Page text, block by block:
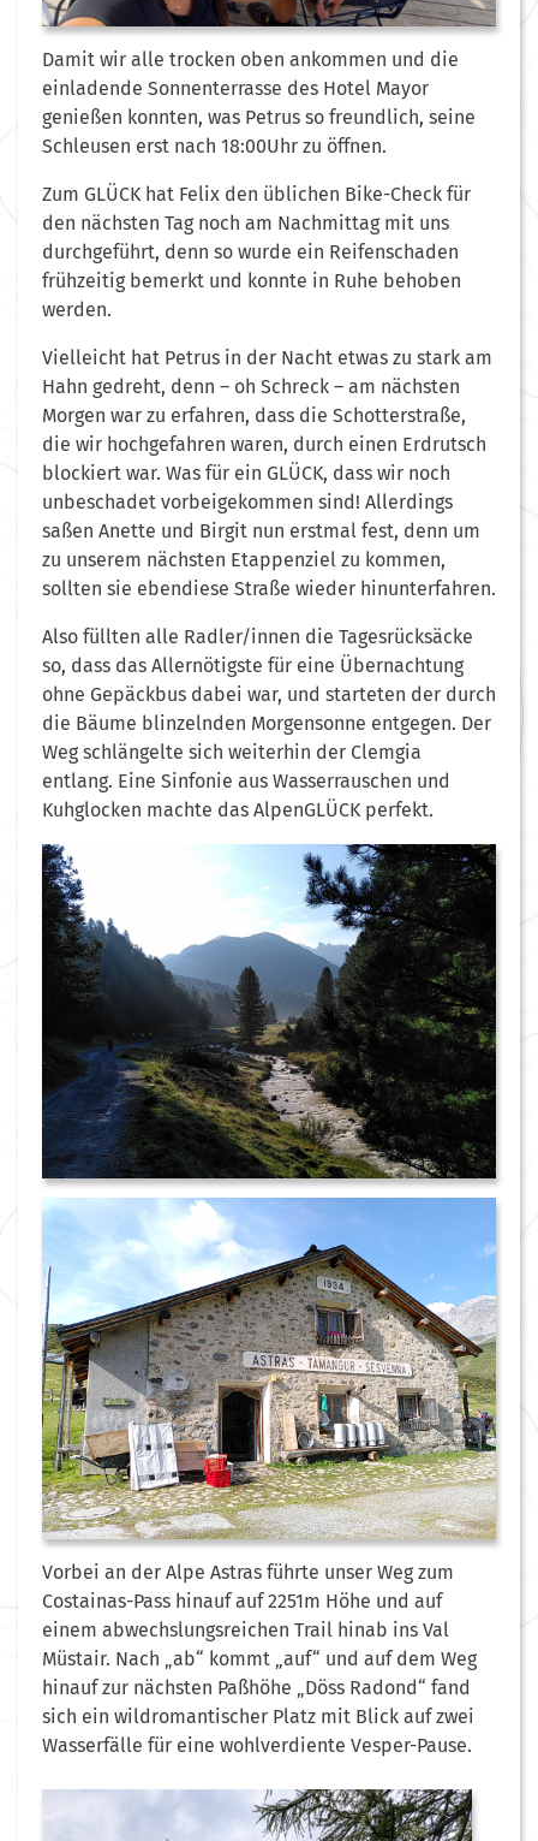
Damit wir alle trocken oben ankommen und die
einladende Sonnenterrasse des Hotel Mayor
genießen konnten, was Petrus so freundlich, seine
Schleusen erst nach 18:00Uhr zu öffnen.
Zum GLÜCK hat Felix den üblichen Bike-Check für
den nächsten Tag noch am Nachmittag mit uns
durchgeführt, denn so wurde ein Reifenschaden
frühzeitig bemerkt und konnte in Ruhe behoben
werden.
Vielleicht hat Petrus in der Nacht etwas zu stark am
Hahn gedreht, denn – oh Schreck – am nächsten
Morgen war zu erfahren, dass die Schotterstraße,
die wir hochgefahren waren, durch einen Erdrutsch
blockiert war. Was für ein GLÜCK, dass wir noch
unbeschadet vorbeigekommen sind! Allerdings
saßen Anette und Birgit nun erstmal fest, denn um
zu unserem nächsten Etappenziel zu kommen,
sollten sie ebendiese Straße wieder hinunterfahren.
Also füllten alle Radler/innen die Tagesrücksäcke
so, dass das Allernötigste für eine Übernachtung
ohne Gepäckbus dabei war, und starteten der durch
die Bäume blinzelnden Morgensonne entgegen. Der
Weg schlängelte sich weiterhin der Clemgia
entlang. Eine Sinfonie aus Wasserrauschen und
Kuhglocken machte das AlpenGLÜCK perfekt.
Vorbei an der Alpe Astras führte unser Weg zum
Costainas-Pass hinauf auf 2251m Höhe und auf
einem abwechslungsreichen Trail hinab ins Val
Müstair. Nach „ab“ kommt „auf“ und auf dem Weg
hinauf zur nächsten Paßhöhe „Döss Radond“ fand
sich ein wildromantischer Platz mit Blick auf zwei
Wasserfälle für eine wohlverdiente Vesper-Pause.